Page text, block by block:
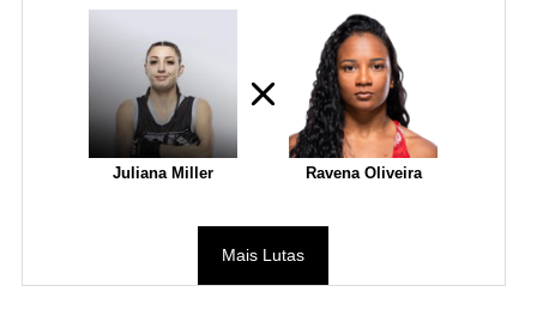
Juliana Miller Ravena Oliveira
Mais Lutas